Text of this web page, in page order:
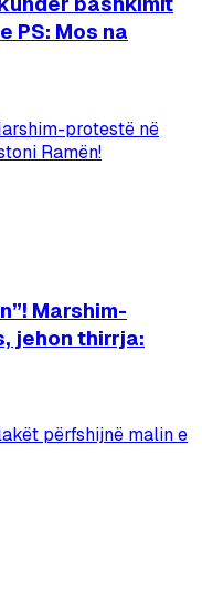
PS: Mos na
Marshim-
jehon thirrja: